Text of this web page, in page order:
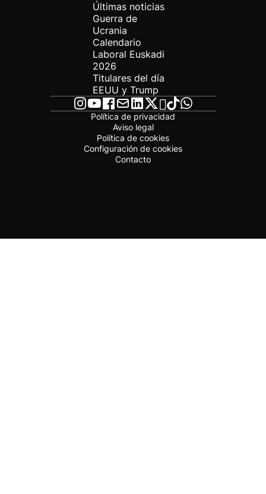
Últimas noticias
Guerra de
Ucrania
Calendario
Laboral Euskadi
2026
Titulares del día
EEUU y Trump
Política de privacidad
Aviso legal
Política de cookies
Configuración de cookies
Contacto